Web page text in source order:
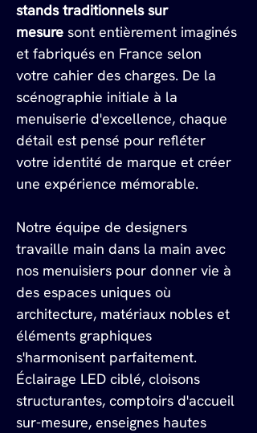
stands traditionnels sur
mesure sont entièrement imaginés
et fabriqués en France selon
votre cahier des charges. De la
scénographie initiale à la
menuiserie d'excellence, chaque
détail est pensé pour refléter
votre identité de marque et créer
une expérience mémorable.
Notre équipe de designers
travaille main dans la main avec
nos menuisiers pour donner vie à
des espaces uniques où
architecture, matériaux nobles et
éléments graphiques
s'harmonisent parfaitement.
Éclairage LED ciblé, cloisons
structurantes, comptoirs d'accueil
sur-mesure, enseignes hautes